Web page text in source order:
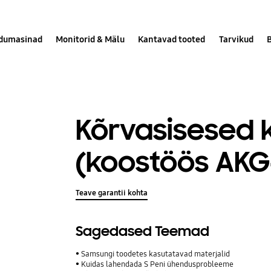
Monitorid & Mälu Kantavad tooted Tarvikud
Kõrvasisesed
(koostöös
Teave garantii kohta
Sagedased Teemad
Samsungi toodetes kasutatavad materjalid
Kuidas lahendada S Peni ühendusprobleeme